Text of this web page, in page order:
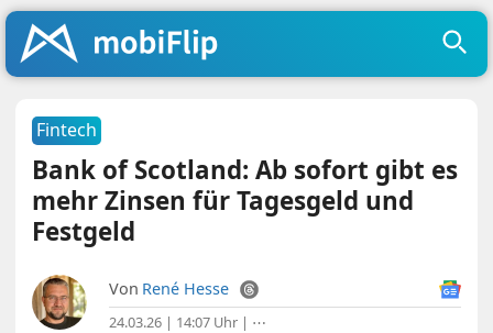
Fintech
Bank of Scotland: Ab sofort gibt es
mehr Zinsen für Tagesgeld und
Festgeld
Von René Hesse
24.03.26 | 14:07 Uhr | ⋯